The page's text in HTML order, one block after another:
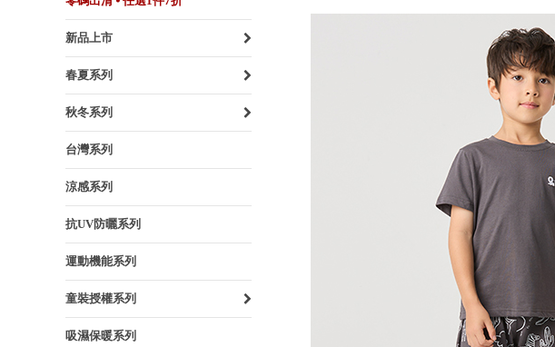
新品上市
春夏系列
秋冬系列
台灣系列
涼感系列
抗UV防曬系列
運動機能系列
童裝授權系列
吸濕保暖系列